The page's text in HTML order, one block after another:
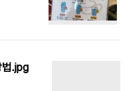
법.jpg